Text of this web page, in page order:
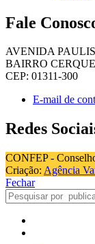
Fale
AVENIDA
BAIRRO
CEP: 01311-300
E-mail de
Redes
CONFEP -
Criação: Agência
Fechar